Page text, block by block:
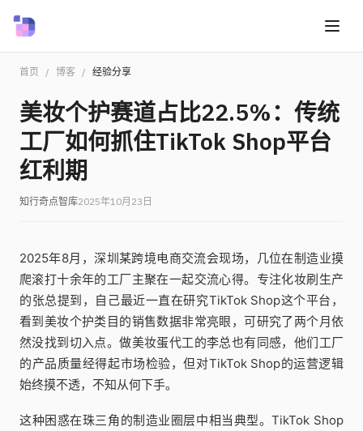
首页 / 博客 / 经验分享
美妆个护赛道占比22.5%：传统
工厂如何抓住TikTok Shop平台
红利期
知行奇点智库2025年10月23日
2025年8月，深圳某跨境电商交流会现场，几位在制造业摸
爬滚打十余年的工厂主聚在一起交流心得。专注化妆刷生产
的张总提到，自己最近一直在研究TikTok Shop这个平台，
看到美妆个护类目的销售数据非常亮眼，可研究了两个月依
然没找到切入点。做美妆蛋代工的李总也有同感，他们工厂
的产品质量经得起市场检验，但对TikTok Shop的运营逻辑
始终摸不透，不知从何下手。
这种困惑在珠三角的制造业圈层中相当典型。TikTok Shop